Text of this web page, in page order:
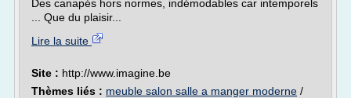
Des canapés hors normes, indémodables car intemporels
... Que du plaisir...
Lire la suite
Site : http://www.imagine.be
Thèmes liés : meuble salon salle a manger moderne /